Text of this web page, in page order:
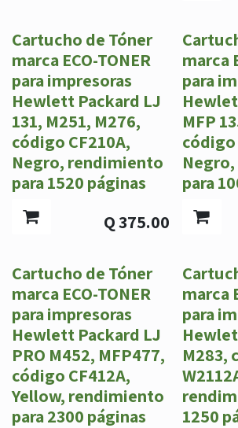
Cartucho de Tóner
marca ECO-TONER
para impresoras
Hewlett Packard LJ
131, M251, M276,
código CF210A,
Negro, rendimiento
para 1520 páginas
Q375.00
marca
para
MFP
código
para
Cartucho de Tóner
marca ECO-TONER
para impresoras
Hewlett Packard LJ
PRO M452, MFP477,
código CF412A,
Yellow, rendimiento
para 2300 páginas
marca
para
M283,
1250